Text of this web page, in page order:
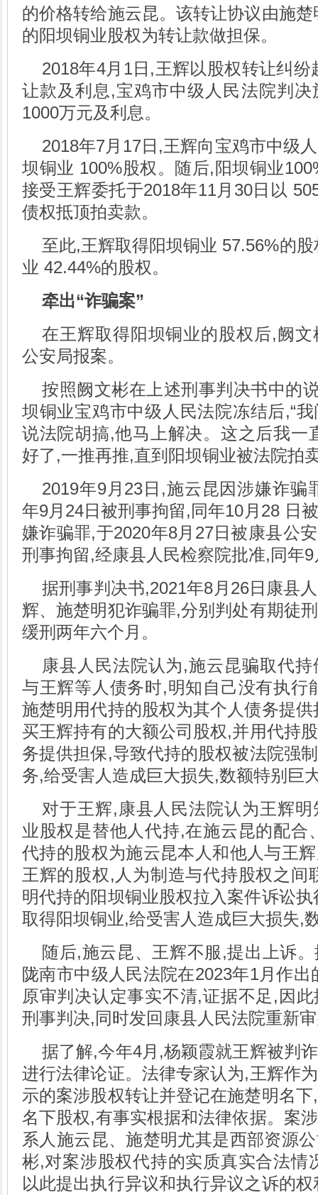
的价格转给施云昆。该转让协议由施
的阳坝铜业股权为转让款做担保。
2018年4月1日,王辉以股权转让纠
让款及利息,宝鸡市中级人民法院判
1000万元及利息。
2018年7月17日,王辉向宝鸡市中级
坝铜业 100%股权。随后,阳坝铜业
接受王辉委托于2018年11月30日以
债权抵顶拍卖款。
至此,王辉取得阳坝铜业 57.56%的
业 42.44%的股权。
牵出“诈骗案”
在王辉取得阳坝铜业的股权后,阙
公安局报案。
按照阙文彬在上述刑事判决书中的
坝铜业宝鸡市中级人民法院冻结后,“
说法院胡搞,他马上解决。这之后我一
好了,一推再推,直到阳坝铜业被法院拍
2019年9月23日,施云昆因涉嫌诈骗
年9月24日被刑事拘留,同年10月28 日
嫌诈骗罪,于2020年8月27日被康县公
刑事拘留,经康县人民检察院批准,同年
据刑事判决书,2021年8月26日康县
辉、施楚明犯诈骗罪,分别判处有期徒
缓刑两年六个月。
康县人民法院认为,施云昆骗取代
与王辉等人债务时,明知自己没有执行
施楚明用代持的股权为其个人债务提
买王辉持有的大额公司股权,并用代持
务提供担保,导致代持的股权被法院强
务,给受害人造成巨大损失,数额特别巨
对于王辉,康县人民法院认为王辉
业股权是替他人代持,在施云昆的配合
代持的股权为施云昆本人和他人与王
王辉的股权,人为制造与代持股权之间
明代持的阳坝铜业股权拉入案件诉讼
取得阳坝铜业,给受害人造成巨大损失,
随后,施云昆、王辉不服,提出上诉
陇南市中级人民法院在2023年1月作
原审判决认定事实不清,证据不足,因
刑事判决,同时发回康县人民法院重新
据了解,今年4月,杨颖霞就王辉被判
进行法律论证。法律专家认为,王辉作
示的案涉股权转让并登记在施楚明名
名下股权,有事实根据和法律依据。案
系人施云昆、施楚明尤其是西部资源
彬,对案涉股权代持的实质真实合法情
以此提出执行异议和执行异议之诉的